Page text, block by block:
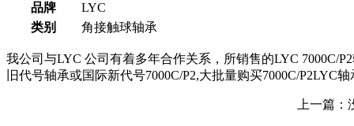
品牌
LYC
类别
角接触球轴承
我公司与LYC 公司有着多年合作关系，所销售的LYC 7000C/
旧代号轴承或国际新代号7000C/P2,大批量购买7000C/P2LYC
上一篇